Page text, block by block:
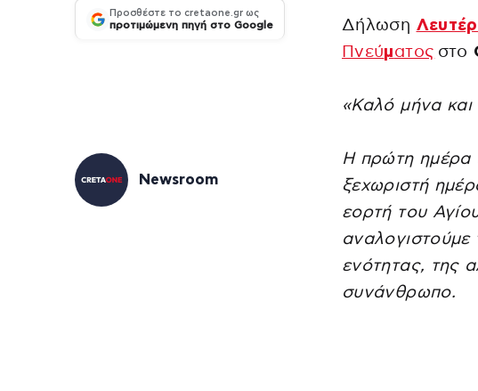
Προσθέστε το cretaone.gr ως
προτιμώμενη πηγή στο Google
Newsroom
Δήλωση
Πνεύματος στο
«Καλό μήνα και
Η πρώτη ημέρα
ξεχωριστή
εορτή του
αναλογιστούμε
ενότητας, της
συνάνθρωπο.